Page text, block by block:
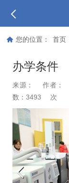
您的位置： 首页
办学条件
来源： 作者：
数：3493 次